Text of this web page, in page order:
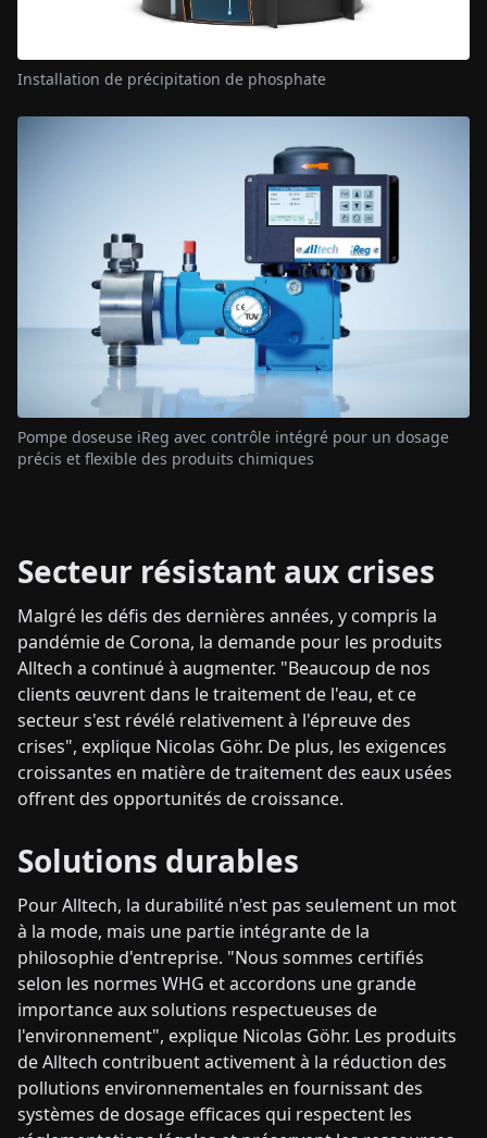
Installation de précipitation de phosphate
Pompe doseuse iReg avec contrôle intégré pour un dosage
précis et flexible des produits chimiques
Secteur résistant aux crises
Malgré les défis des dernières années, y compris la
pandémie de Corona, la demande pour les produits
Alltech a continué à augmenter. "Beaucoup de nos
clients œuvrent dans le traitement de l'eau, et ce
secteur s'est révélé relativement à l'épreuve des
crises", explique Nicolas Göhr. De plus, les exigences
croissantes en matière de traitement des eaux usées
offrent des opportunités de croissance.
Solutions durables
Pour Alltech, la durabilité n'est pas seulement un mot
à la mode, mais une partie intégrante de la
philosophie d'entreprise. "Nous sommes certifiés
selon les normes WHG et accordons une grande
importance aux solutions respectueuses de
l'environnement", explique Nicolas Göhr. Les produits
de Alltech contribuent activement à la réduction des
pollutions environnementales en fournissant des
systèmes de dosage efficaces qui respectent les